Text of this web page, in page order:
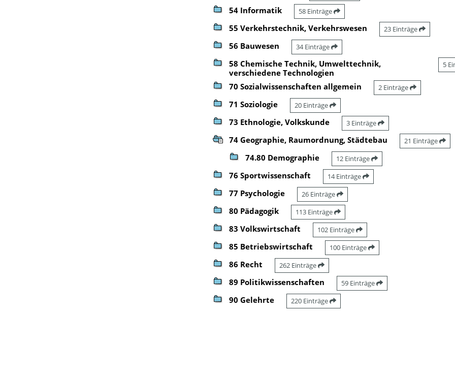
54 Informatik 58 Einträge
55 Verkehrstechnik, Verkehrswesen 23 Einträge
56 Bauwesen 34 Einträge
58 Chemische Technik, Umwelttechnik,
verschiedene Technologien
5
70 Sozialwissenschaften allgemein 2 Einträge
71 Soziologie 20 Einträge
73 Ethnologie, Volkskunde 3 Einträge
74 Geographie, Raumordnung, Städtebau 21 Einträge
74.80 Demographie 12 Einträge
76 Sportwissenschaft 14 Einträge
77 Psychologie 26 Einträge
80 Pädagogik 113 Einträge
83 Volkswirtschaft 102 Einträge
85 Betriebswirtschaft 100 Einträge
86 Recht 262 Einträge
89 Politikwissenschaften 59 Einträge
90 Gelehrte 220 Einträge